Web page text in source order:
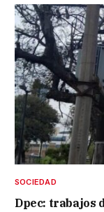
SOCIEDAD
Dpec: trabajos